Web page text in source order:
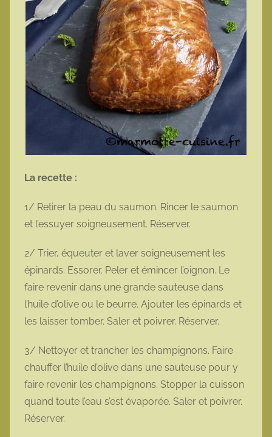
La recette :
1/ Retirer la peau du saumon. Rincer le saumon
et l’essuyer soigneusement. Réserver.
2/ Trier, équeuter et laver soigneusement les
épinards. Essorer. Peler et émincer l’oignon. Le
faire revenir dans une grande sauteuse dans
l’huile d’olive ou le beurre. Ajouter les épinards et
les laisser tomber. Saler et poivrer. Réserver.
3/ Nettoyer et trancher les champignons. Faire
chauffer l’huile d’olive dans une sauteuse pour y
faire revenir les champignons. Stopper la cuisson
quand toute l’eau s’est évaporée. Saler et poivrer.
Réserver.